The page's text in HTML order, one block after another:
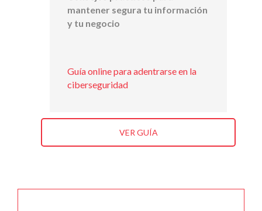
mantener segura tu información
y tu negocio
Guía online para adentrarse en la
ciberseguridad
VER GUÍA